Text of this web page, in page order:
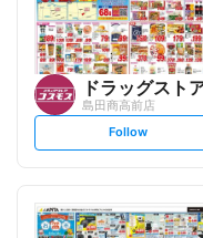
島田商高前店
s
t
o
w
Follow